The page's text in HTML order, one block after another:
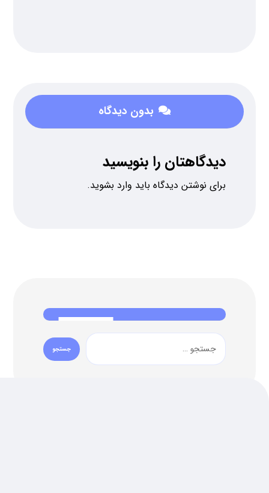
بدون دیدگاه
دیدگاهتان را بنویسید
برای نوشتن دیدگاه باید وارد بشوید.